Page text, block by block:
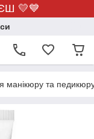
💛💙
манікюру та